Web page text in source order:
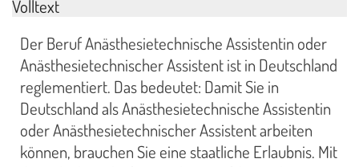
Volltext
Der Beruf Anästhesietechnische Assistentin oder
Anästhesietechnischer Assistent ist in Deutschland
reglementiert. Das bedeutet: Damit Sie in
Deutschland als Anästhesietechnische Assistentin
oder Anästhesietechnischer Assistent arbeiten
können, brauchen Sie eine staatliche Erlaubnis. Mit